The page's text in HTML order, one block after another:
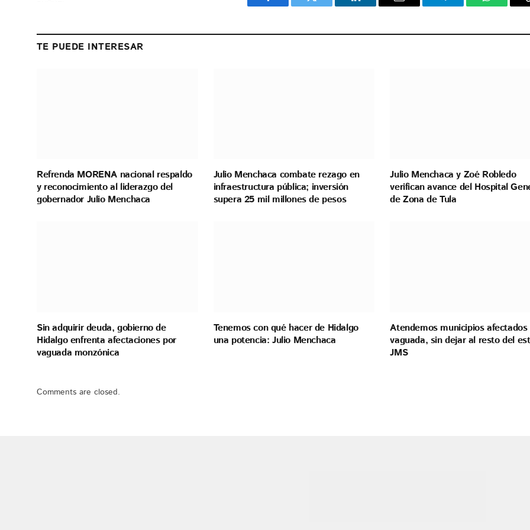
Facebook Twitter LinkedIn Email Telegram
TE PUEDE INTERESAR
Refrenda MORENA nacional respaldo
y reconocimiento al liderazgo del
gobernador Julio Menchaca
Julio Menchaca combate rezago en
infraestructura pública; inversión
supera 25 mil millones de pesos
Julio Menchaca y Zoé Robledo
verifican avance del Hospital
de Zona de Tula
Sin adquirir deuda, gobierno de
Hidalgo enfrenta afectaciones por
vaguada monzónica
Tenemos con qué hacer de Hidalgo
una potencia: Julio Menchaca
Atendemos municipios afectados
vaguada, sin dejar al resto del
JMS
Comments are closed.